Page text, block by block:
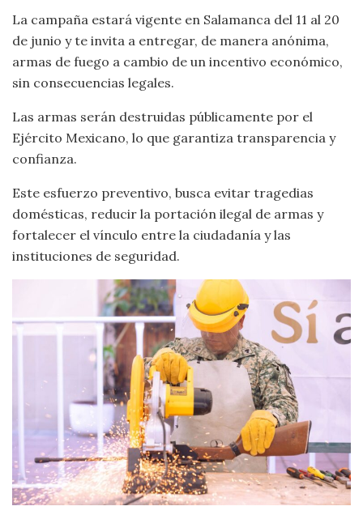
La campaña estará vigente en Salamanca del 11 al 20
de junio y te invita a entregar, de manera anónima,
armas de fuego a cambio de un incentivo económico,
sin consecuencias legales.
Las armas serán destruidas públicamente por el
Ejército Mexicano, lo que garantiza transparencia y
confianza.
Este esfuerzo preventivo, busca evitar tragedias
domésticas, reducir la portación ilegal de armas y
fortalecer el vínculo entre la ciudadanía y las
instituciones de seguridad.